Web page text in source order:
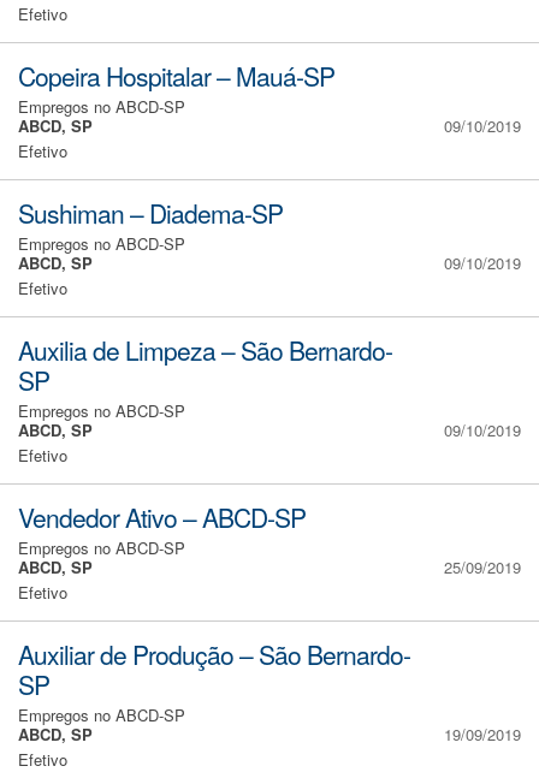
Efetivo
Copeira Hospitalar – Mauá-SP
Empregos no ABCD-SP
ABCD, SP
Efetivo
09/10/2019
Sushiman – Diadema-SP
Empregos no ABCD-SP
ABCD, SP
Efetivo
09/10/2019
Auxilia de Limpeza – São Bernardo-
SP
Empregos no ABCD-SP
ABCD, SP
Efetivo
09/10/2019
Vendedor Ativo – ABCD-SP
Empregos no ABCD-SP
ABCD, SP
Efetivo
25/09/2019
Auxiliar de Produção – São Bernardo-
SP
Empregos no ABCD-SP
ABCD, SP
Efetivo
19/09/2019